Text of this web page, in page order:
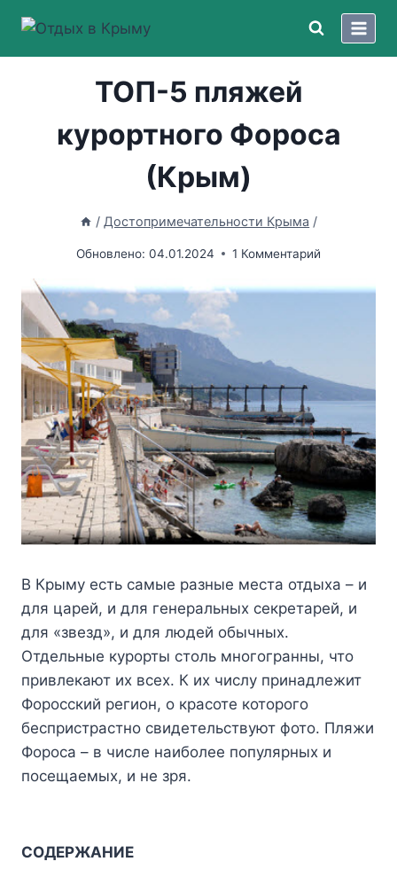
содержимому
ТОП-5 пляжей
курортного Фороса
(Крым)
/ Достопримечательности Крыма /
Обновлено: 04.01.2024 1 Комментарий
В Крыму есть самые разные места отдыха – и
для царей, и для генеральных секретарей, и
для «звезд», и для людей обычных.
Отдельные курорты столь многогранны, что
привлекают их всех. К их числу принадлежит
Форосский регион, о красоте которого
беспристрастно свидетельствуют фото. Пляжи
Фороса – в числе наиболее популярных и
посещаемых, и не зря.
СОДЕРЖАНИЕ